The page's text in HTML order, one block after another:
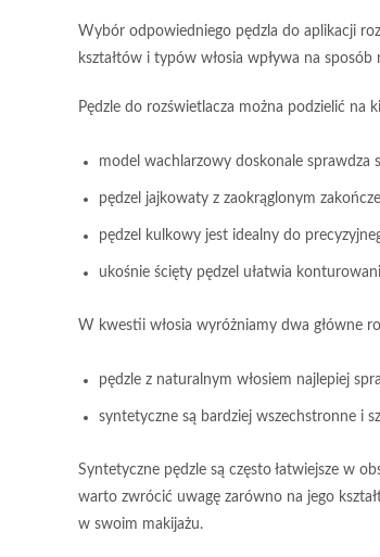
Wybór odpowiedniego pędzla do aplikacji
kształtów i typów włosia wpływa na
Pędzle do rozświetlacza można podzielić na
model wachlarzowy doskonale sprawdza
pędzel jajkowaty z zaokrąglonym
pędzel kulkowy jest idealny do
ukośnie ścięty pędzel ułatwia
W kwestii włosia wyróżniamy dwa główne
pędzle z naturalnym włosiem najlepiej
syntetyczne są bardziej wszechstronne i
Syntetyczne pędzle są często łatwiejsze w
warto zwrócić uwagę zarówno na jego
w swoim makijażu.